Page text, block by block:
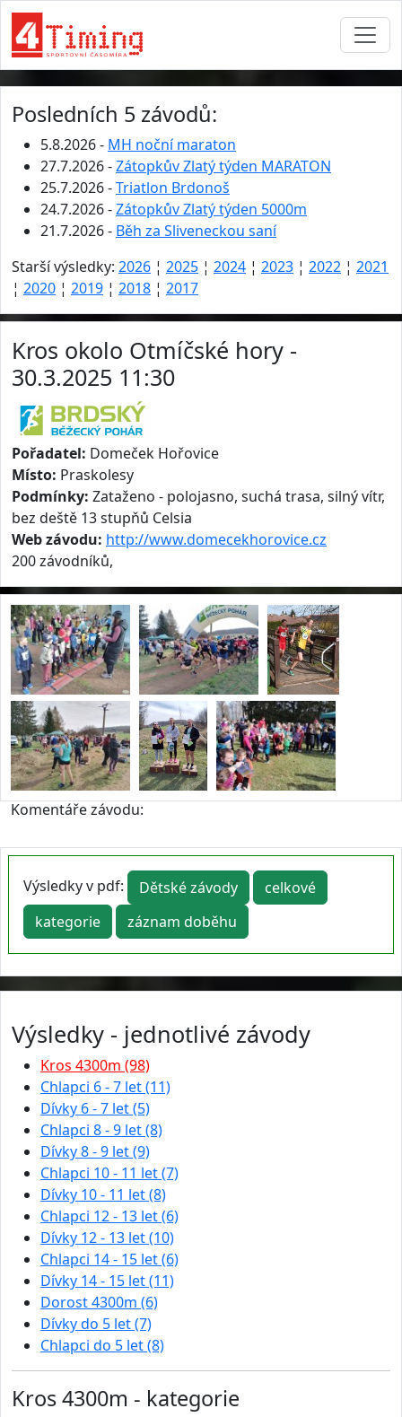
Posledních 5 závodů:
5.8.2026 - MH noční maraton
27.7.2026 -Zátopkův Zlatý týden MARATON
25.7.2026 -Triatlon Brdonoš
24.7.2026 -Zátopkův Zlatý týden 5000m
21.7.2026 - Běh za Sliveneckou saní
Starší výsledky: 2026 ¦ 2025 ¦ 2024 ¦ 2023 ¦ 2022 ¦ 2021
¦ 2020 ¦ 2019 ¦ 2018 ¦ 2017
Kros okolo Otmíčské hory -
30.3.2025 11:30
Pořadatel: Domeček Hořovice
Místo: Praskolesy
Podmínky: Zataženo - polojasno, suchá trasa, silný vítr,
bez deště 13 stupňů Celsia
Web závodu: http://www.domecekhorovice.cz
200 závodníků,
Komentáře závodu:
Výsledky v pdf: Dětské závody
celkové
kategorie
záznam doběhu
Výsledky - jednotlivé závody
Kros 4300m (98)
Chlapci 6 - 7 let (11)
Dívky 6 - 7 let (5)
Chlapci 8 - 9 let (8)
Dívky 8 - 9 let (9)
Chlapci 10 - 11 let (7)
Dívky 10 - 11 let (8)
Chlapci 12 - 13 let (6)
Dívky 12 - 13 let (10)
Chlapci 14 - 15 let (6)
Dívky 14 - 15 let (11)
Dorost 4300m (6)
Dívky do 5 let (7)
Chlapci do 5 let (8)
Kros 4300m - kategorie